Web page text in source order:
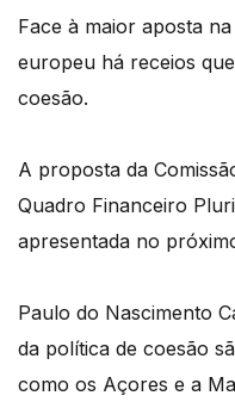
Face à maior aposta
europeu há receios
coesão.
A proposta da
Quadro Financeiro
apresentada no
Paulo do Nascimento
da política de coesão
como os Açores e a